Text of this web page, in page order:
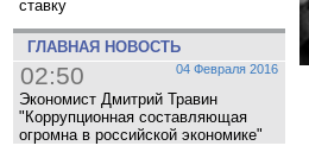
ставку
ГЛАВНАЯ НОВОСТЬ
04 Февраля 2016
02:50
Экономист Дмитрий Травин
"Коррупционная составляющая
огромна в российской экономике"